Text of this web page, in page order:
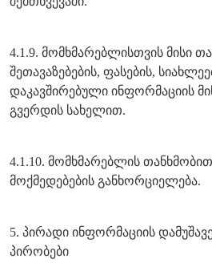
4.1.9. მომხმარებლისთვის მისი
შეთავაზებების, ფასების,
დაკავშირებული ინფორმაციის
გვერდის სახელით.
4.1.10. მომხმარებლის
მოქმედებების განხორციელება.
5. პირადი ინფორმაციის
პირობები